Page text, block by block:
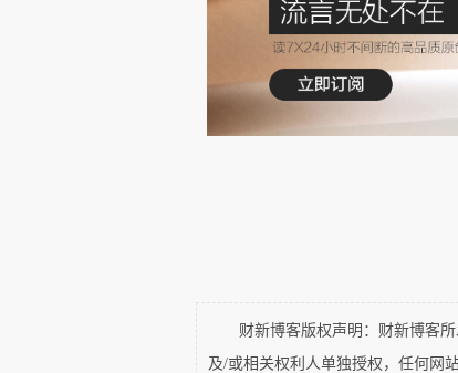
第三，这份声明是谁写
古风气息："严重抵牾"、"
的布告。用文言的外壳包
断。声明里最具体的句子
被用来衬托现在要批评他。
第四，母校的身份究竟
化界的重量级人物。学校与
财新博客版权声明：财新博客所
及/或相关权利人单独授权，任何网